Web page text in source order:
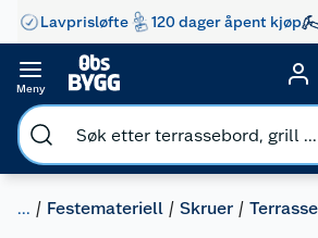
Lavprisløfte 120 dager åpent kjøp
Meny
... Festemateriell Skruer